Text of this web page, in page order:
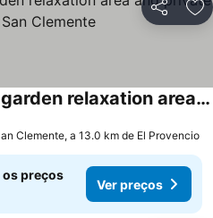
Partilhar
Charming house with garden relaxation area and private parking in San Clemente
Clemente, a 13.0 km de El Provencio
os preços
Ver preços